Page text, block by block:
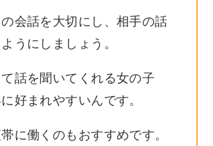
会話を大切にし、相手の話
うにしましょう。
話を聞いてくれる女の子
好まれやすいんです。
に働くのもおすすめです。